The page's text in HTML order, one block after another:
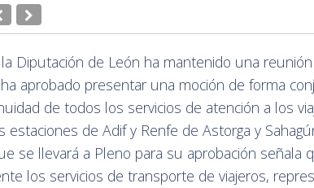
Diputación de León ha mantenido una
aprobado presentar una moción de forma
de todos los servicios de atención a los
estaciones de Adif y Renfe de Astorga y
se llevará a Pleno para su aprobación señala
los servicios de transporte de viajeros,